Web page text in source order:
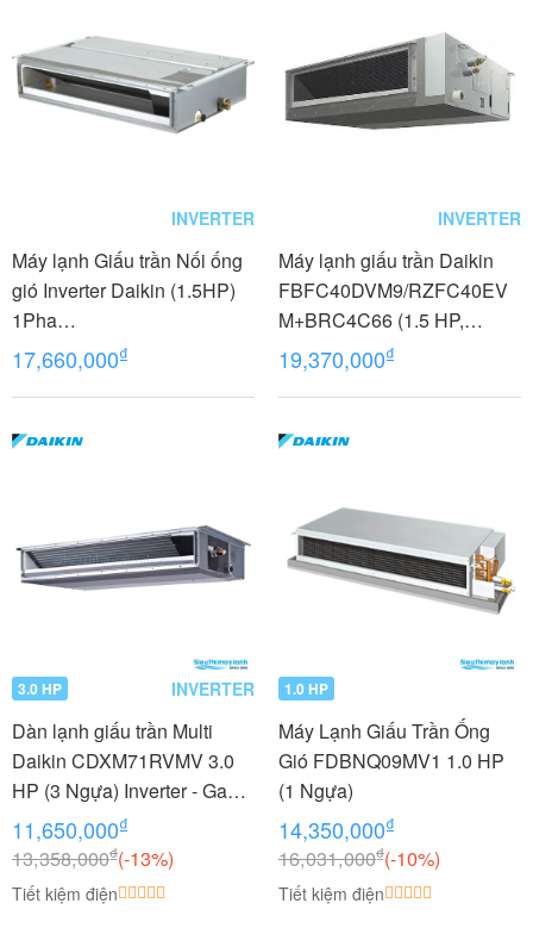
INVERTER
Máy lạnh Giấu trần Nối ống
gió Inverter Daikin (1.5HP)
1Pha
FDLF40DV1/RZFC40EVM+
BRC2E61
17,660,000₫
INVERTER
Máy lạnh giấu trần Daikin
FBFC40DVM9/RZFC40EV
M+BRC4C66 (1.5 HP,
Inverter, Không dây)
19,370,000₫
3.0 HP INVERTER
Dàn lạnh giấu trần Multi
Daikin CDXM71RVMV 3.0
HP (3 Ngựa) Inverter - Gas
R32
11,650,000₫
13,358,000₫(-13%)
Tiết kiệm điện
1.0 HP
Máy Lạnh Giấu Trần Ống
Gió FDBNQ09MV1 1.0 HP
(1 Ngựa)
14,350,000₫
16,031,000₫(-10%)
Tiết kiệm điện